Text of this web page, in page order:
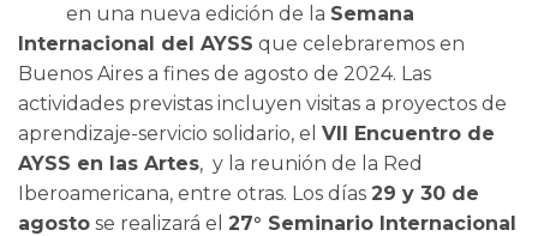
en una nueva edición de la Semana
Internacional del AYSS que celebraremos en
Buenos Aires a fines de agosto de 2024. Las
actividades previstas incluyen visitas a proyectos de
aprendizaje-servicio solidario, el VII Encuentro de
AYSS en las Artes, y la reunión de la Red
Iberoamericana, entre otras. Los días 29 y 30 de
agosto se realizará el 27° Seminario Internacional